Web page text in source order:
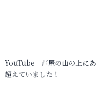
YouTube 芦屋の山の上にあ
超えていました！